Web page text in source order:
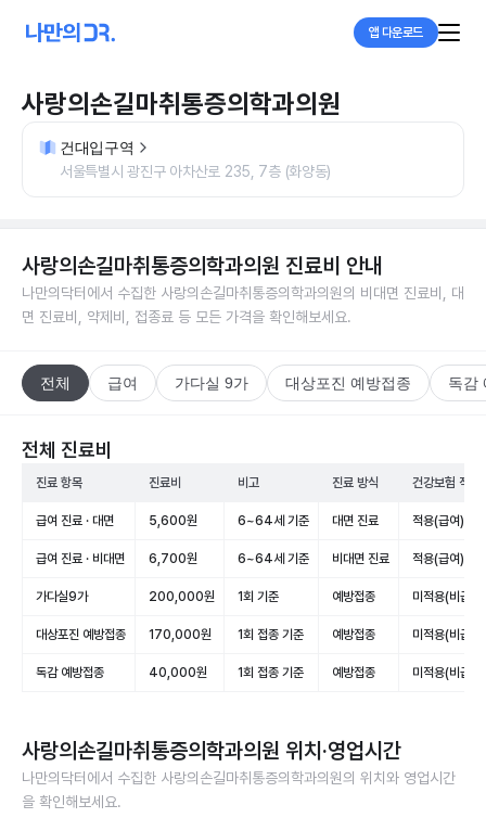
앱 다운로드
사랑의손길마취통증의학과의원
건대입구역
서울특별시 광진구 아차산로 235, 7층 (화양동)
사랑의손길마취통증의학과의원 진료비 안내
나만의닥터에서 수집한 사랑의손길마취통증의학과의원의 비대면 진료비, 대
면 진료비, 약제비, 접종료 등 모든 가격을 확인해보세요.
전체 급여 가다실 9가 대상포진 예방접종 독감
전체 진료비
진료 항목 진료비 비고 진료 방식 건강보험 적용
급여 진료 · 대면 5,600원 6~64세 기준 대면 진료 적용(급여)
급여 진료 · 비대면 6,700원 6~64세 기준 비대면 진료 적용(급여)
가다실9가 200,000원 1회 기준 예방접종 미적용(비급여)
대상포진 예방접종 170,000원 1회 접종 기준 예방접종 미적용(비급여)
독감 예방접종 40,000원 1회 접종 기준 예방접종 미적용(비급여)
사랑의손길마취통증의학과의원 위치·영업시간
나만의닥터에서 수집한 사랑의손길마취통증의학과의원의 위치와 영업시간
을 확인해보세요.